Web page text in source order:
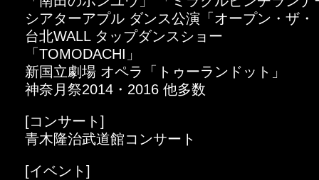
シアターアプル ダンス公演「オープン・ザ・
台北WALL タップダンスショー
「TOMODACHI」
新国立劇場 オペラ「トゥーランドット」
神奈月祭2014・2016 他多数
[コンサート]
青木隆治武道館コンサート
[イベント]